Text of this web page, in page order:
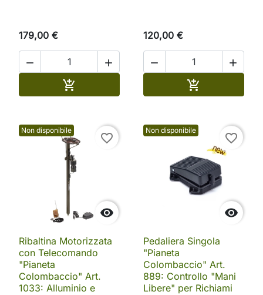
179,00 €
 

120,00 €
 

Non disponibile

favorite_border
Ribaltina Motorizzata
con Telecomando
"Pianeta
Colombaccio" Art.
1033: Alluminio e
Non disponibile

favorite_border
Pedaliera Singola
"Pianeta
Colombaccio" Art.
889: Controllo "Mani
Libere" per Richiami